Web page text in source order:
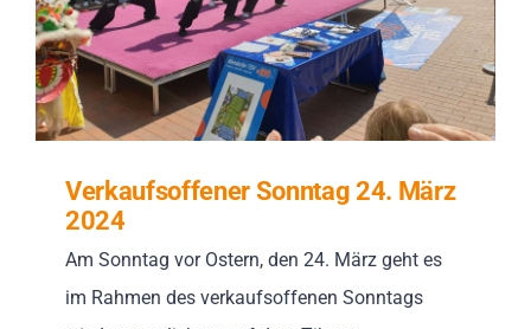
Verkaufsoffener Sonntag 24. März
2024
Am Sonntag vor Ostern, den 24. März geht es
im Rahmen des verkaufsoffenen Sonntags